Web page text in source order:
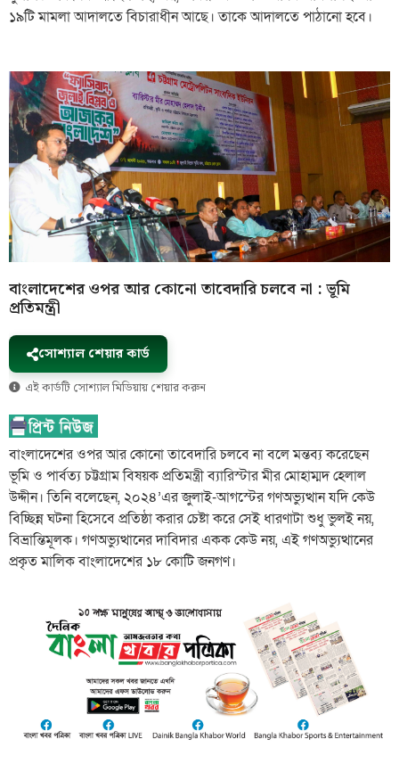
১৯টি মামলা আদালতে বিচারাধীন আছে। তাকে আদালতে পাঠানো হবে।
বাংলাদেশের ওপর আর কোনো তাবেদারি চলবে না : ভূমি
প্রতিমন্ত্রী
সোশ্যাল শেয়ার কার্ড
এই কার্ডটি সোশ্যাল মিডিয়ায় শেয়ার করুন
বাংলাদেশের ওপর আর কোনো তাবেদারি চলবে না বলে মন্তব্য করেছেন
ভূমি ও পার্বত্য চট্টগ্রাম বিষয়ক প্রতিমন্ত্রী ব্যারিস্টার মীর মোহাম্মদ হেলাল
উদ্দীন। তিনি বলেছেন, ২০২৪’এর জুলাই-আগস্টের গণঅভ্যুত্থান যদি কেউ
বিচ্ছিন্ন ঘটনা হিসেবে প্রতিষ্ঠা করার চেষ্টা করে সেই ধারণাটা শুধু ভুলই নয়,
বিভ্রান্তিমূলক। গণঅভ্যুত্থানের দাবিদার একক কেউ নয়, এই গণঅভ্যুত্থানের
প্রকৃত মালিক বাংলাদেশের ১৮ কোটি জনগণ।